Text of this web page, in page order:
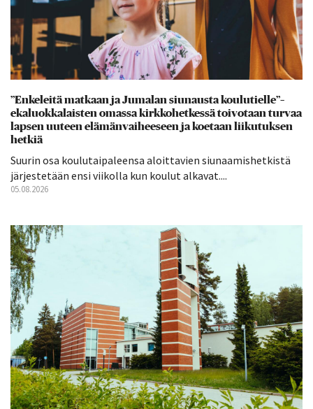
”Enkeleitä matkaan ja Jumalan siunausta koulutielle”–
ekaluokkalaisten omassa kirkkohetkessä toivotaan turvaa
lapsen uuteen elämänvaiheeseen ja koetaan liikutuksen
hetkiä
Suurin osa koulutaipaleensa aloittavien siunaamishetkistä
järjestetään ensi viikolla kun koulut alkavat....
05.08.2026